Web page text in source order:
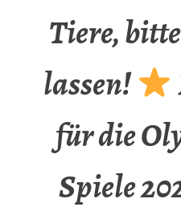
Tiere,
lassen!
für die
Spiele